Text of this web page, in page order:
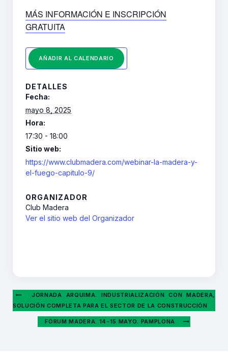
MÁS INFORMACIÓN E INSCRIPCIÓN
GRATUITA
AÑADIR AL CALENDARIO
DETALLES
Fecha:
mayo 8, 2025
Hora:
17:30 - 18:00
Sitio web:
https://www.clubmadera.com/webinar-la-madera-y-
el-fuego-capitulo-9/
ORGANIZADOR
Club Madera
Ver el sitio web del Organizador
JORNADA ARQUIMA. INDUSTRIALIZACIÓN CON MADERA,
SOLUCIÓN COMPLETA PARA EL SECTOR DE LA CONSTRUCCIÓN
FÓRUM MADERA. 14-15 MAYO. PAMPLONA